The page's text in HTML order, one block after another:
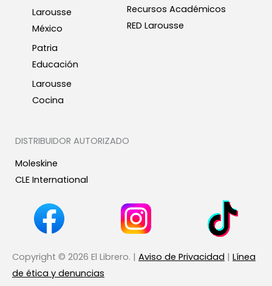
Larousse
México
Patria
Educación
Larousse
Cocina
Recursos Académicos
RED Larousse
DISTRIBUIDOR AUTORIZADO
Moleskine
CLE International
Copyright © 2026 El Librero. | Aviso de Privacidad | Línea
de ética y denuncias